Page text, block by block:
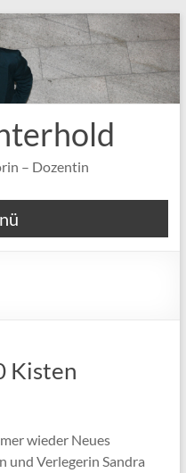
– Dozentin
Kisten
wieder Neues
und Verlegerin Sandra